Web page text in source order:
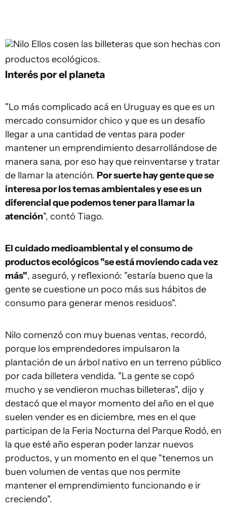
Nilo Ellos cosen las billeteras que son hechas con
productos ecológicos.
Interés por el planeta
"Lo más complicado acá en Uruguay es que es un
mercado consumidor chico y que es un desafío
llegar a una cantidad de ventas para poder
mantener un emprendimiento desarrollándose de
manera sana, por eso hay que reinventarse y tratar
de llamar la atención. Por suerte hay gente que se
interesa por los temas ambientales y ese es un
diferencial que podemos tener para llamar la
atención", contó Tiago.
El cuidado medioambiental y el consumo de
productos ecológicos "se está moviendo cada vez
más", aseguró, y reflexionó: "estaría bueno que la
gente se cuestione un poco más sus hábitos de
consumo para generar menos residuos".
Nilo comenzó con muy buenas ventas, recordó,
porque los emprendedores impulsaron la
plantación de un árbol nativo en un terreno público
por cada billetera vendida. "La gente se copó
mucho y se vendieron muchas billeteras", dijo y
destacó que el mayor momento del año en el que
suelen vender es en diciembre, mes en el que
participan de la Feria Nocturna del Parque Rodó, en
la que esté año esperan poder lanzar nuevos
productos, y un momento en el que "tenemos un
buen volumen de ventas que nos permite
mantener el emprendimiento funcionando e ir
creciendo".